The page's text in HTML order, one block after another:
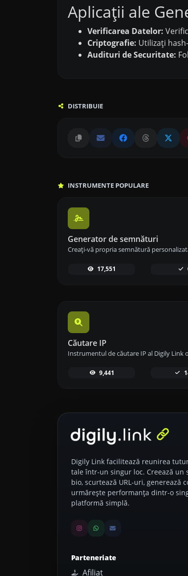
Aplicații ale
Verificarea Datelor:
Criptografie: Utilizați
Audituri de Securitate:
DISTRIBUIE
INSTRUMENTE POPULARE
Generator de semnături
17,551
Căutare IP
9,441
Digily Link facilitează reunirea
tale într-un singur loc. Creează un
bio, scurtează URL-uri, generează
urmărește performanța dintr-o
platformă simplă.
Parteneriate
Afiliat